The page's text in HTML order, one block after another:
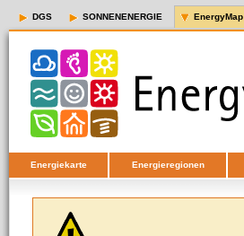
DGS SONNENENERGIE EnergyMap
Energiekarte Energieregionen